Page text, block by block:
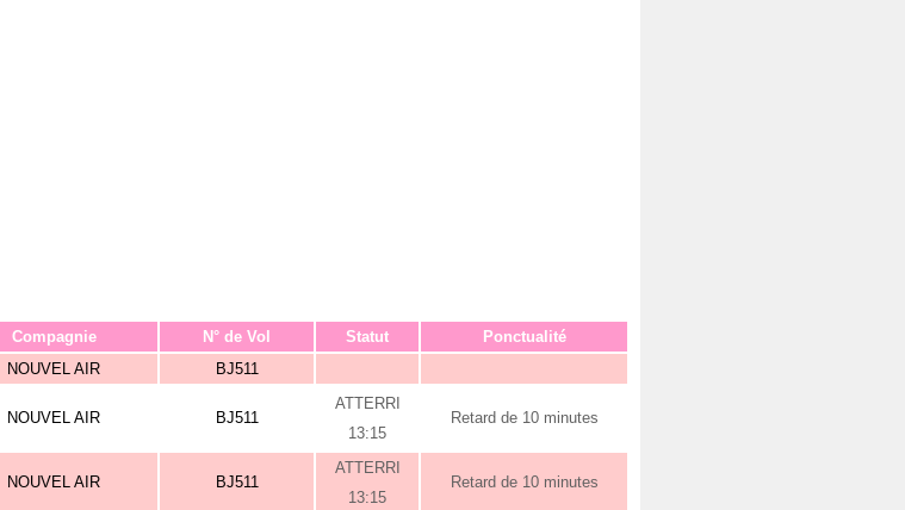
Compagnie N° de Vol Statut
Ponctualité
NOUVEL AIR BJ511
NOUVEL AIR BJ511
ATTERRI
13:15
Retard de 10 minutes
NOUVEL AIR BJ511
ATTERRI
13:15
Retard de 10 minutes